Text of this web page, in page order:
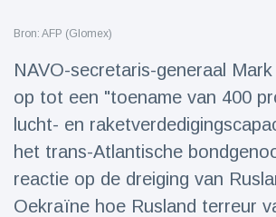
Laatste nieuws
Draakachtig
zeedier
aangespoeld
op
Bron: AFP (Glomex)
NAVO-secretaris-generaal
op tot een "toename van 400
lucht- en
het trans-Atlantische
reactie op de dreiging van
Oekraïne hoe Rusland terreur